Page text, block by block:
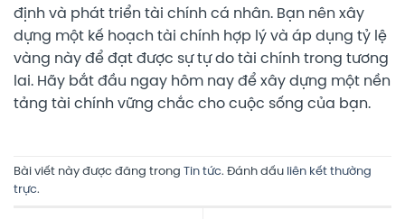
định và phát triển tài chính cá nhân. Bạn nên xây
dựng một kế hoạch tài chính hợp lý và áp dụng tỷ lệ
vàng này để đạt được sự tự do tài chính trong tương
lai. Hãy bắt đầu ngay hôm nay để xây dựng một nền
tảng tài chính vững chắc cho cuộc sống của bạn.
Bài viết này được đăng trong Tin tức. Đánh dấu liên kết thường
trực.